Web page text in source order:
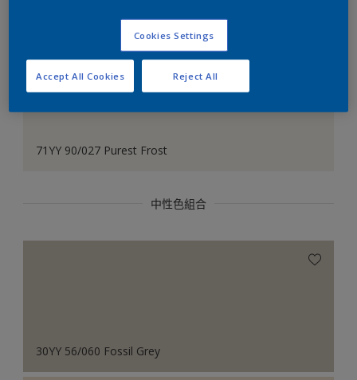
71YY 90/027 Purest Frost
中性色組合
30YY 56/060 Fossil Grey
Cookies Settings
Reject All
Accept All Cookies